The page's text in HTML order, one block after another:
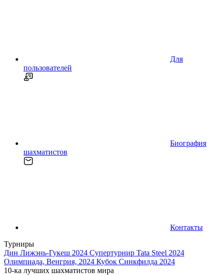
Для
пользователей
Биография
шахматистов
Контакты
Турниры
Дин Лижэнь-Гукеш 2024 Супертурнир Tata Steel 2024
Олимпиада, Венгрия, 2024 Кубок Синкфилда 2024
10-ка лучших шахматистов мира